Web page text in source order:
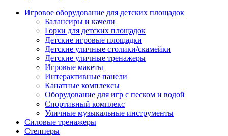
Игровое оборудование для детских площадок
Балансиры и качели
Горки для детских площадок
Детские игровые площадки
Детские уличные столики/скамейки
Детские уличные тренажеры
Игровые макеты
Интерактивные панели
Канатные комплексы
Оборудование для игр с песком и водой
Спортивный комплекс
Уличные музыкальные инструменты
Силовые тренажеры
Степперы